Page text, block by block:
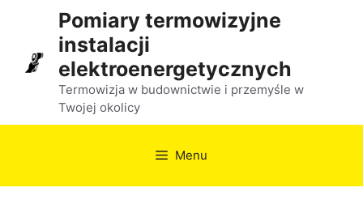
treści
Pomiary termowizyjne
instalacji
elektroenergetycznych
Termowizja w budownictwie i przemyśle w
Twojej okolicy
Menu